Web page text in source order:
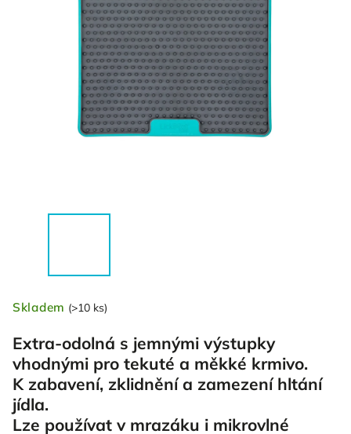
Skladem (>10 ks)
Extra-odolná s jemnými výstupky
vhodnými pro tekuté a měkké krmivo.
K zabavení, zklidnění a zamezení hltání
jídla.
Lze používat v mrazáku i mikrovlné